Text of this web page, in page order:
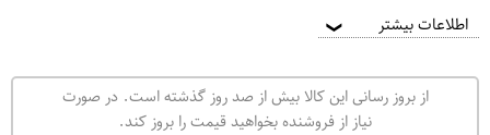
اطلاعات بیشتر ❯
از بروز رسانی این کالا بیش از صد روز گذشته است. در صورت
نیاز از فروشنده بخواهید قیمت را بروز کند.